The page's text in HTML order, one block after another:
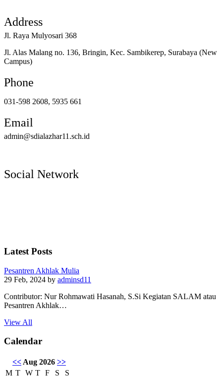
Address
Jl. Raya Mulyosari 368
Jl. Alas Malang no. 136, Bringin, Kec. Sambikerep, Surabaya (New
Campus)
Phone
031-598 2608, 5935 661
Email
admin@sdialazhar11.sch.id
Social Network
Latest Posts
Pesantren Akhlak Mulia
29 Feb, 2024 by adminsd11
Contributor: Nur Rohmawati Hasanah, S.Si Kegiatan SALAM atau
Pesantren Akhlak…
View All
Calendar
<< Aug 2026 >>
M T W T F S
S